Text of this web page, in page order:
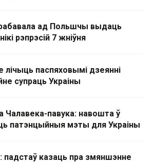
ад Польшчы выдаць
рэпрэсій 7 жніўня
лічыць паспяховымі дзеянні
супраць Украіны
Чалавека-павука: навошта ў
патэнцыйныя мэты для Украіны
падстаў казаць пра змяншэнне